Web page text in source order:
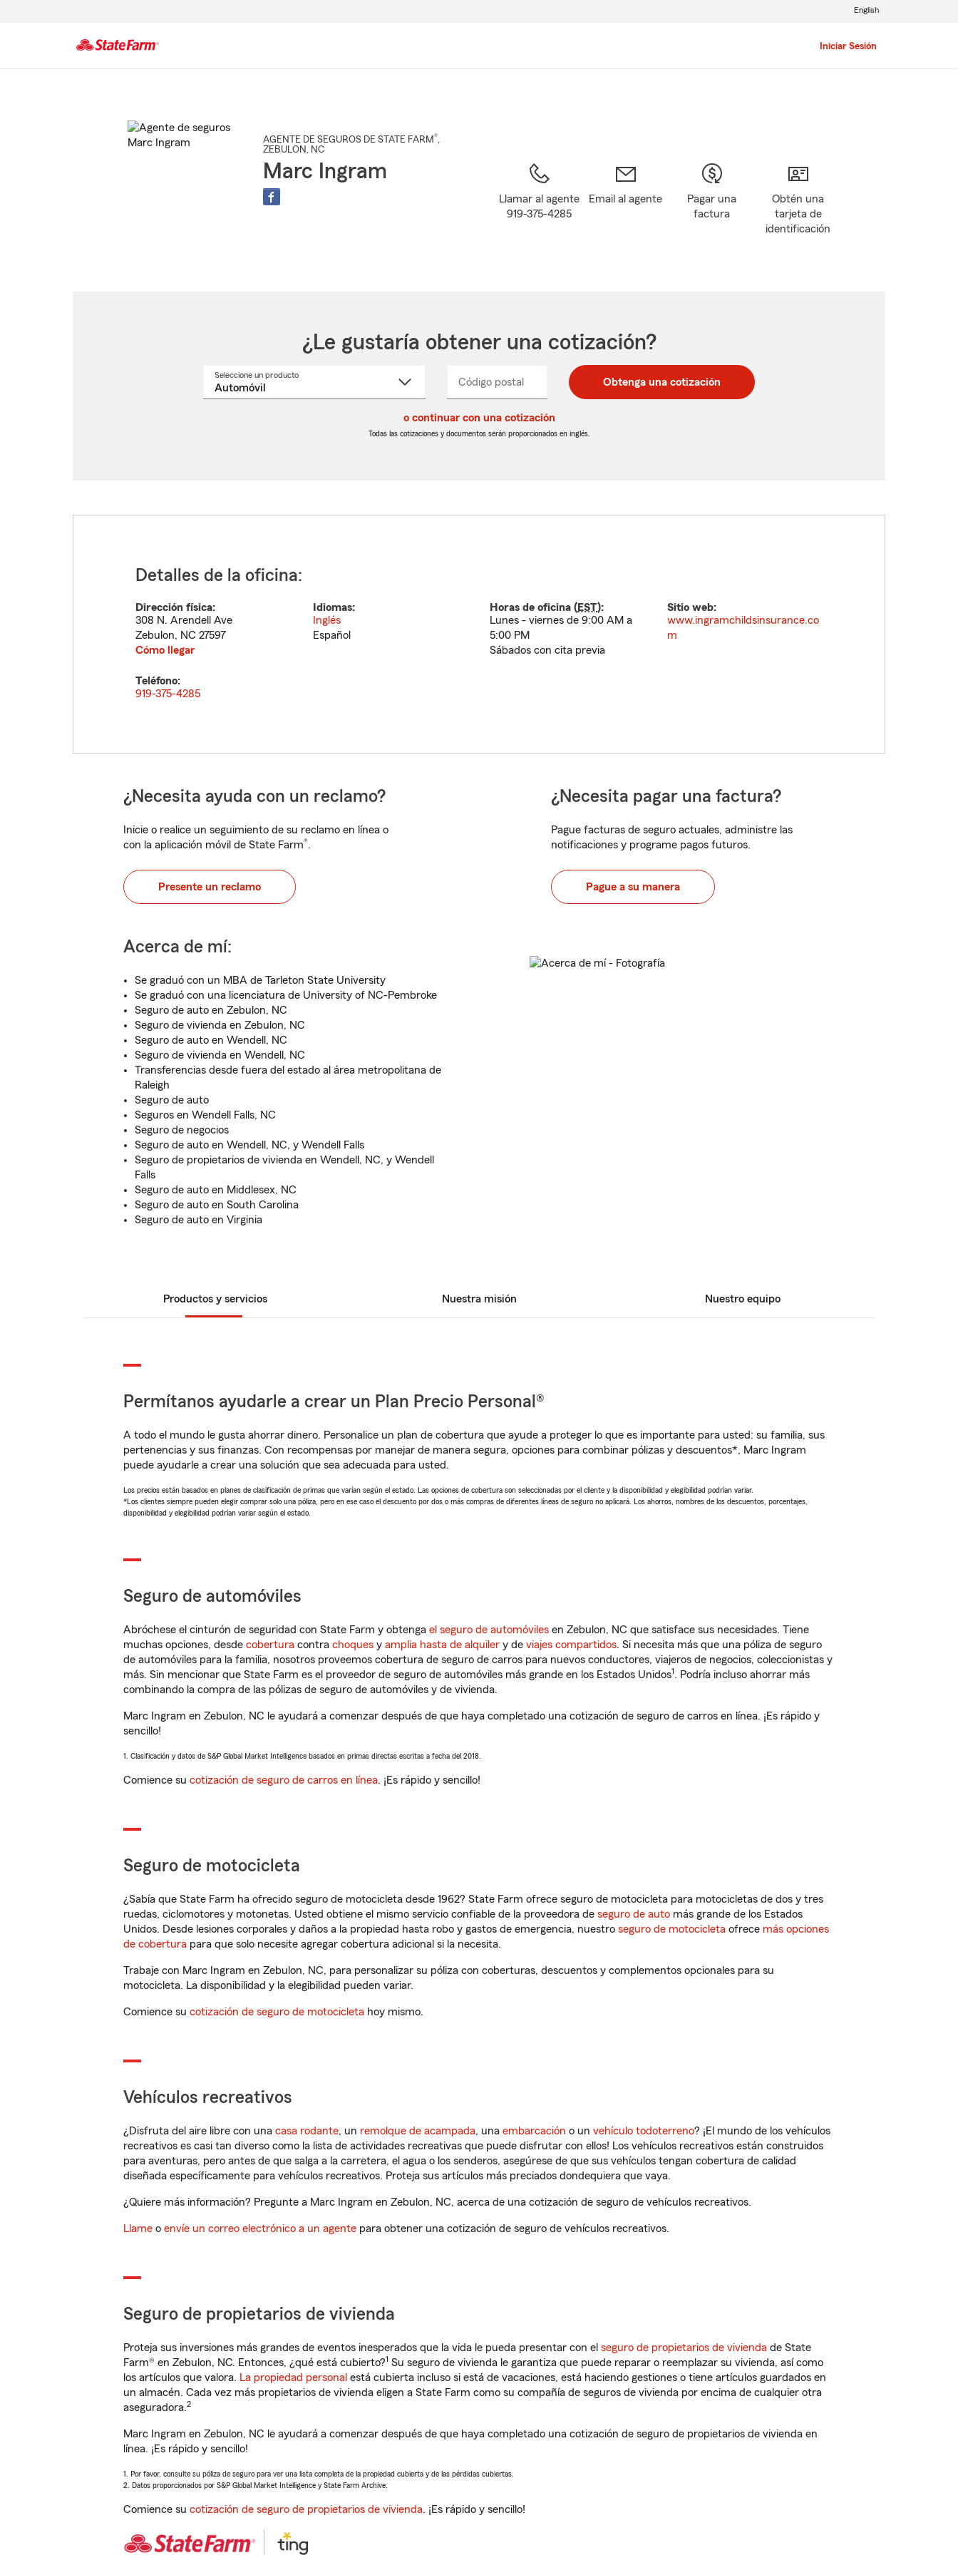
Iniciar Sesión
English
AGENTE DE SEGUROS DE STATE FARM®,
ZEBULON , NC
Marc Ingram
Llamar al agente
919-375-4285
Email al agente
Pagar una
factura
Obtén una
tarjeta de
identificación
¿Le gustaría obtener una cotización?
Seleccione un productoSeleccione
Código postal
postal
de
postal
de
_____ Obtenga una cotización
o continuar con una cotización
Todas las cotizaciones y documentos serán proporcionados en inglés.
Detalles de la oficina:
Dirección física:
308 N. Arendell Ave
Zebulon, NC 27597
Cómo llegar
Idiomas:
Inglés
Español
Horas de oficina (EST):
Lunes - viernes de 9:00 AM a
5:00 PM
Sábados con cita previa
Sitio web:
www.ingramchildsinsurance.co
m
Teléfono:
919-375-4285
¿Necesita ayuda con un reclamo?
Inicie o realice un seguimiento de su reclamo en línea o
con la aplicación móvil de State Farm®.
Presente un reclamo
¿Necesita pagar una factura?
Pague facturas de seguro actuales, administre las
notificaciones y programe pagos futuros.
Pague a su manera
Acerca de mí:
Se graduó con un MBA de Tarleton State University
Se graduó con una licenciatura de University of NC-Pembroke
Seguro de auto en Zebulon, NC
Seguro de vivienda en Zebulon, NC
Seguro de auto en Wendell, NC
Seguro de vivienda en Wendell, NC
Transferencias desde fuera del estado al área metropolitana de
Raleigh
Seguro de auto
Seguros en Wendell Falls, NC
Seguro de negocios
Seguro de auto en Wendell, NC, y Wendell Falls
Seguro de propietarios de vivienda en Wendell, NC, y Wendell
Falls
Seguro de auto en Middlesex, NC
Seguro de auto en South Carolina
Seguro de auto en Virginia
Productos y servicios Nuestra misión Nuestro equipo
Permítanos ayudarle a crear un Plan Precio Personal®
A todo el mundo le gusta ahorrar dinero. Personalice un plan de cobertura que ayude a proteger lo que es importante para usted: su familia, sus
pertenencias y sus finanzas. Con recompensas por manejar de manera segura, opciones para combinar pólizas y descuentos*, Marc Ingram
puede ayudarle a crear una solución que sea adecuada para usted.
Los precios están basados en planes de clasificación de primas que varían según el estado. Las opciones de cobertura son seleccionadas por el cliente y la disponibilidad y elegibilidad podrían variar.
*Los clientes siempre pueden elegir comprar solo una póliza, pero en ese caso el descuento por dos o más compras de diferentes líneas de seguro no aplicará. Los ahorros, nombres de los descuentos, porcentajes,
disponibilidad y elegibilidad podrían variar según el estado.
Seguro de automóviles
Abróchese el cinturón de seguridad con State Farm y obtenga el seguro de automóviles en Zebulon, NC que satisface sus necesidades. Tiene
muchas opciones, desde cobertura contra choques y amplia hasta de alquiler y de viajes compartidos. Si necesita más que una póliza de seguro
de automóviles para la familia, nosotros proveemos cobertura de seguro de carros para nuevos conductores, viajeros de negocios, coleccionistas y
más. Sin mencionar que State Farm es el proveedor de seguro de automóviles más grande en los Estados Unidos1. Podría incluso ahorrar más
combinando la compra de las pólizas de seguro de automóviles y de vivienda.
Marc Ingram en Zebulon, NC le ayudará a comenzar después de que haya completado una cotización de seguro de carros en línea. ¡Es rápido y
sencillo!
1. Clasificación y datos de S&P Global Market Intelligence basados en primas directas escritas a fecha del 2018.
Comience su cotización de seguro de carros en línea. ¡Es rápido y sencillo!
Seguro de motocicleta
¿Sabía que State Farm ha ofrecido seguro de motocicleta desde 1962? State Farm ofrece seguro de motocicleta para motocicletas de dos y tres
ruedas, ciclomotores y motonetas. Usted obtiene el mismo servicio confiable de la proveedora de seguro de auto más grande de los Estados
Unidos. Desde lesiones corporales y daños a la propiedad hasta robo y gastos de emergencia, nuestro seguro de motocicleta ofrece más opciones
de cobertura para que solo necesite agregar cobertura adicional si la necesita.
Trabaje con Marc Ingram en Zebulon, NC, para personalizar su póliza con coberturas, descuentos y complementos opcionales para su
motocicleta. La disponibilidad y la elegibilidad pueden variar.
Comience su cotización de seguro de motocicleta hoy mismo.
Vehículos recreativos
¿Disfruta del aire libre con una casa rodante, un remolque de acampada, una embarcación o un vehículo todoterreno? ¡El mundo de los vehículos
recreativos es casi tan diverso como la lista de actividades recreativas que puede disfrutar con ellos! Los vehículos recreativos están construidos
para aventuras, pero antes de que salga a la carretera, el agua o los senderos, asegúrese de que sus vehículos tengan cobertura de calidad
diseñada específicamente para vehículos recreativos. Proteja sus artículos más preciados dondequiera que vaya.
¿Quiere más información? Pregunte a Marc Ingram en Zebulon, NC, acerca de una cotización de seguro de vehículos recreativos.
Llame o envíe un correo electrónico a un agente para obtener una cotización de seguro de vehículos recreativos.
Seguro de propietarios de vivienda
Proteja sus inversiones más grandes de eventos inesperados que la vida le pueda presentar con el seguro de propietarios de vivienda de State
Farm® en Zebulon, NC. Entonces, ¿qué está cubierto?1 Su seguro de vivienda le garantiza que puede reparar o reemplazar su vivienda, así como
los artículos que valora. La propiedad personal está cubierta incluso si está de vacaciones, está haciendo gestiones o tiene artículos guardados en
un almacén. Cada vez más propietarios de vivienda eligen a State Farm como su compañía de seguros de vivienda por encima de cualquier otra
aseguradora.2
Marc Ingram en Zebulon, NC le ayudará a comenzar después de que haya completado una cotización de seguro de propietarios de vivienda en
línea. ¡Es rápido y sencillo!
1. Por favor, consulte su póliza de seguro para ver una lista completa de la propiedad cubierta y de las pérdidas cubiertas.
2. Datos proporcionados por S&P Global Market Intelligence y State Farm Archive.
Comience su cotización de seguro de propietarios de vivienda. ¡Es rápido y sencillo!